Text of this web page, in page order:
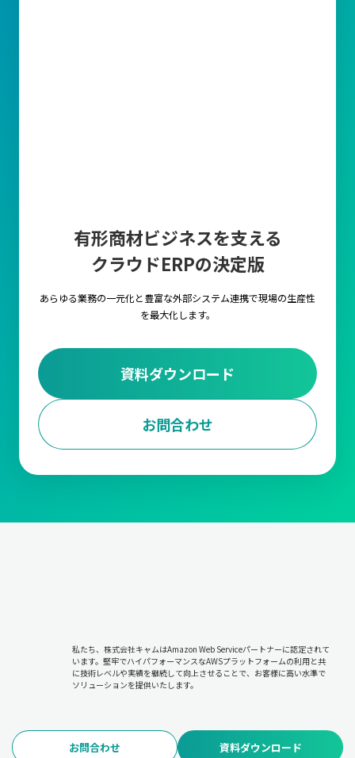
有形商材ビジネスを支える
クラウドERPの決定版
あらゆる業務の一元化と豊富な外部システム連携で現場の生産性
を最大化します。
資料ダウンロード
お問合わせ
私たち、株式会社キャムはAmazon Web Serviceパートナーに認定されて
います。堅牢でハイパフォーマンスなAWSプラットフォームの利用と共
に技術レベルや実績を継続して向上させることで、お客様に高い水準で
ソリューションを提供いたします。
お問合わせ 資料ダウンロード